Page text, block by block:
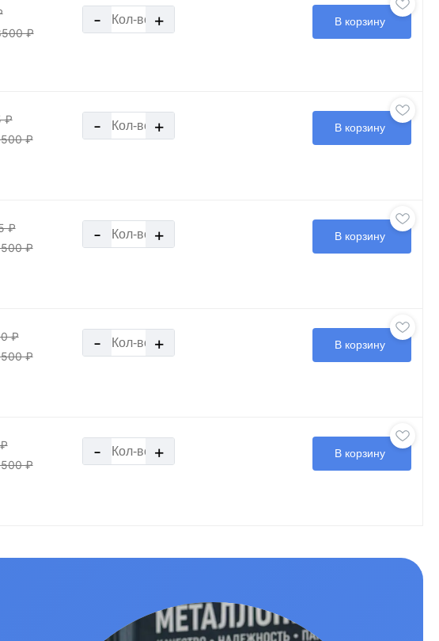
₽
- + В корзину
₽
₽
- + В корзину
₽
₽
- + В корзину
₽
₽
- + В корзину
₽
- + В корзину